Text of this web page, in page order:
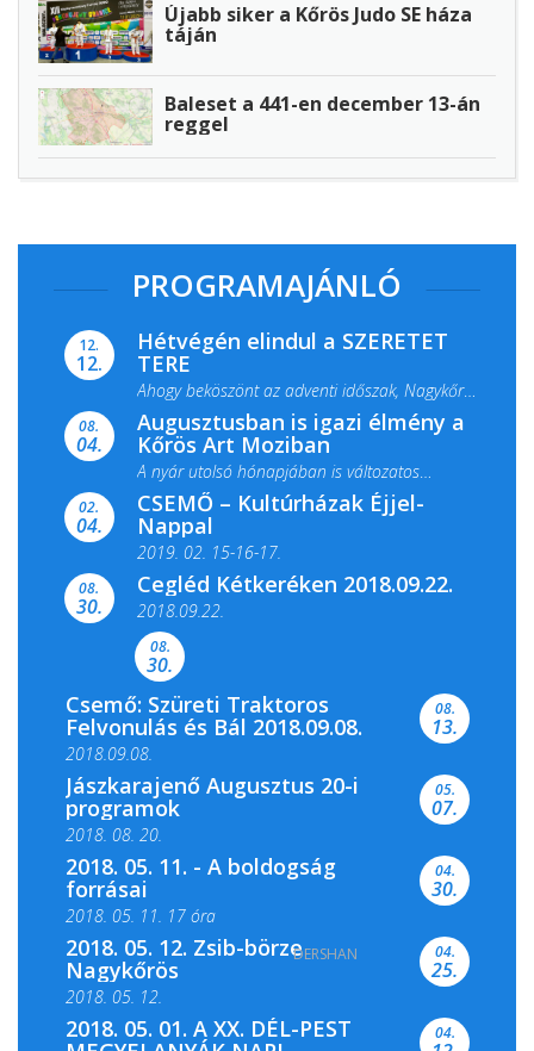
Újabb siker a Kőrös Judo SE háza
táján
Baleset a 441-en december 13-án
reggel
PROGRAMAJÁNLÓ
12.
12.
Hétvégén elindul a SZERETET
TERE
Ahogy beköszönt az adventi időszak, Nagykőrös
ismét megtelik ünnepi fénnyel és közös...
08.
04.
Augusztusban is igazi élmény a
Kőrös Art Moziban
A nyár utolsó hónapjában is változatos
filmkínálattal, családi...
02.
04.
CSEMŐ – Kultúrházak Éjjel-
Nappal
2019. 02. 15-16-17.
Színes és tartalmas programokkal várja a
Csemői Községi Könyvtár és...
08.
30.
Cegléd Kétkeréken 2018.09.22.
2018.09.22.
08.
30.
Csemő: Szüreti Traktoros
Felvonulás és Bál 2018.09.08.
2018.09.08.
08.
13.
Jászkarajenő Augusztus 20-i
programok
2018. 08. 20.
05.
07.
2018. 05. 11. - A boldogság
forrásai
2018. 05. 11. 17 óra
2018. 05. 11. 19 óra
04.
30.
2018. 05. 12. Zsib-börze
Nagykőrös
2018. 05. 12.
04.
25.
2018. 05. 01. A XX. DÉL-PEST 04.
DERSHAN